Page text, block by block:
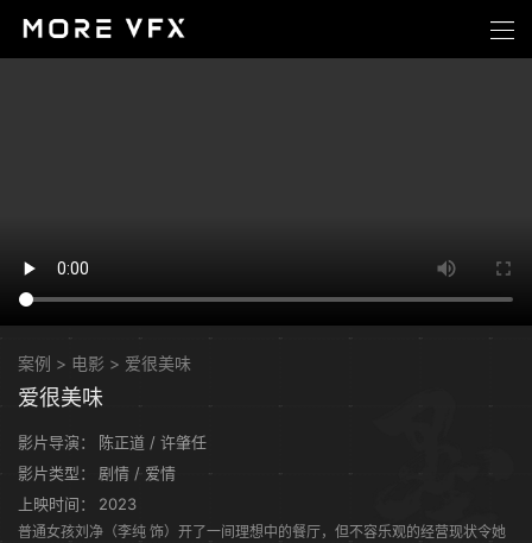
案例 > 电影 > 爱很美味
爱很美味
影片导演：
陈正道 / 许肇任
影片类型：
剧情 / 爱情
上映时间：
2023
普通女孩刘净（李纯 饰）开了一间理想中的餐厅，但不容乐观的经营现状令她